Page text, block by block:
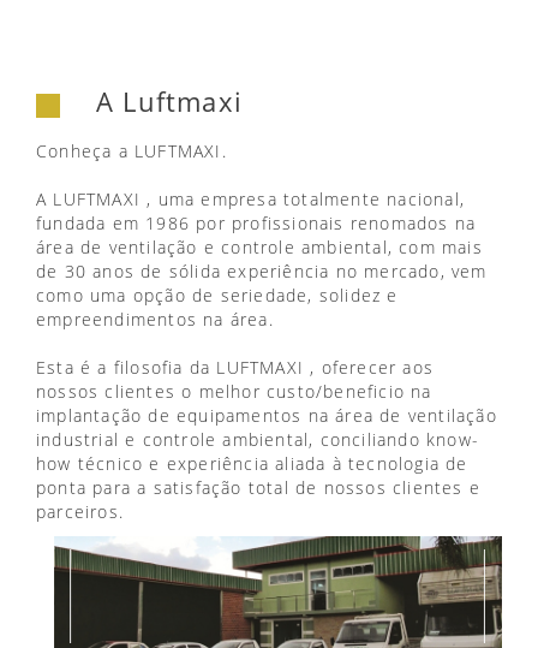
A Luftmaxi
Conheça a LUFTMAXI.
A LUFTMAXI , uma empresa totalmente nacional,
fundada em 1986 por profissionais renomados na
área de ventilação e controle ambiental, com mais
de 30 anos de sólida experiência no mercado, vem
como uma opção de seriedade, solidez e
empreendimentos na área.
Esta é a filosofia da LUFTMAXI , oferecer aos
nossos clientes o melhor custo/beneficio na
implantação de equipamentos na área de ventilação
industrial e controle ambiental, conciliando know-
how técnico e experiência aliada à tecnologia de
ponta para a satisfação total de nossos clientes e
parceiros.